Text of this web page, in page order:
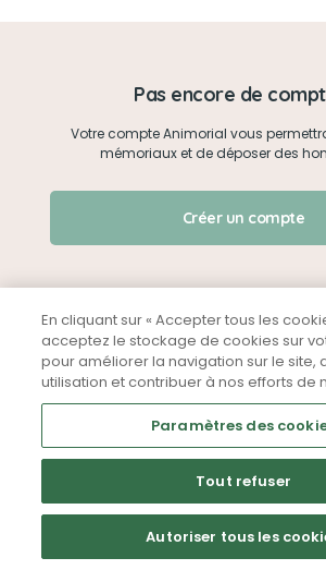
Créer un
Qui sommes-nous
Nous contacter
Partager sur
Je me connecte
Pas encore de
Votre compte Animorial vous
mémoriaux et de déposer des
Créer un compte
Mentions légales CGU Politique de
En cliquant sur « Accepter tous les
acceptez le stockage de cookies sur
pour améliorer la navigation sur le site,
utilisation et contribuer à nos efforts de
Paramètres des
Tout refuser
Autoriser tous les